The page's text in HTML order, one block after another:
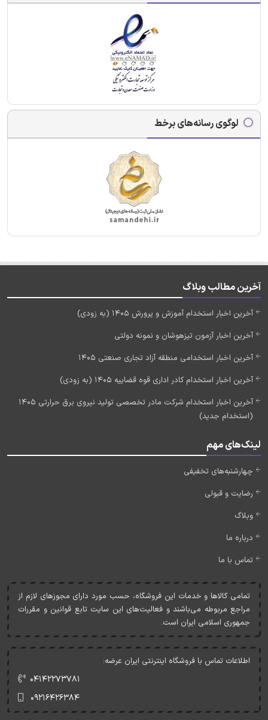
لوگوی رسانه‌های برخط
آخرین مطالب وبلاگ
آخرین اخبار استخدام آموزش و پرورش 1405 (به زودی)
آخرین اخبار آزمون تیزهوشان و نمونه دولتی
آخرین اخبار استخدامی منطقه آزاد تجاری صنعتی 1405
آخرین اخبار استخدام کادر اداری قوه قضاییه 1405 (به زودی)
آخرین اخبار استخدام شرکت مادر تخصصی تولید نیروی برق حرارتی 1405
(استخدام جدید)
لینک‌های مهم
چهارشنبه‌های تخفیفی
رضایت و قبولی
وبلاگ
درباره ما
تماس با ما
تمامی کالاها و خدمات اين فروشگاه، حسب مورد دارای مجوزهای لازم از
مراجع مربوطه می‌باشند و فعاليت‌های اين سايت تابع قوانين و مقررات
جمهوری اسلامی ايران است.
اطلاعات تماس با فروشگاه اینترنتی ایران عرضه:
۰۴۱۴۲۲۷۳۷۸۱
۰۹۲۱۶۴۲۶۳۸۴